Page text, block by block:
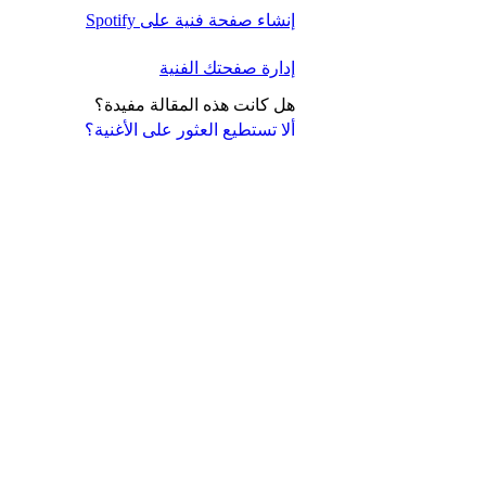
ألا تستطيع العثور على الأغنية؟
إنشاء صفحة فنية على Spotify
إدارة صفحتك الفنية
هل كانت هذه المقالة مفيدة؟